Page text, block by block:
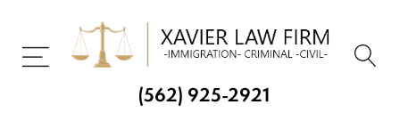
(562) 925-2921